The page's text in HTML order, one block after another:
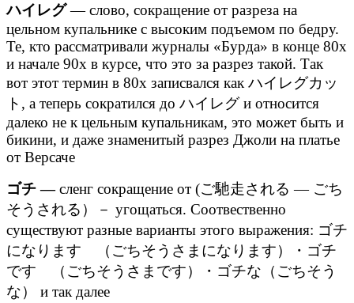
ハイレグ— слово, сокращение от разреза на
цельном купальнике с высоким подъемом по бедру.
Те, кто рассматривали журналы «Бурда» в конце 80х
и начале 90х в курсе, что это за разрез такой. Так
вот этот термин в 80х записвался как ハイレグカッ
ト, а теперь сократился до ハイレグ и относится
далеко не к цельным купальникам, это может быть и
бикини, и даже знаменитый разрез Джоли на платье
от Версаче
ゴチ —сленг сокращение от (ご馳走される — ごち
そうされる）－ угощаться. Соотвественно
существуют разные варианты этого выражения: ゴチ
になります （ごちそうさまになります）・ゴチ
です （ごちそうさまです）・ゴチな（ごちそう
な） и так далее